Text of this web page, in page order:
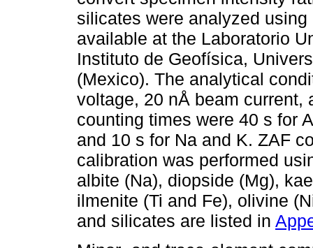
silicates were analyzed
available at the Laboratorio
Instituto de Geofísica,
(Mexico). The analytical
voltage, 20 nÅ beam current,
counting times were 40 s for
and 10 s for Na and K. ZAF
calibration was performed
albite (Na), diopside (Mg),
ilmenite (Ti and Fe), olivine
and silicates are listed in